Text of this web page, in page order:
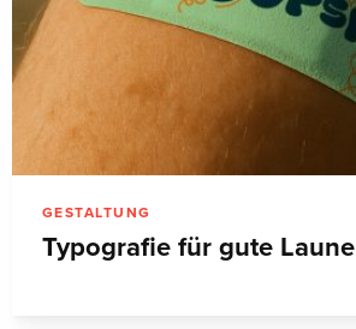
GESTALTUNG
Typografie für gute Laune